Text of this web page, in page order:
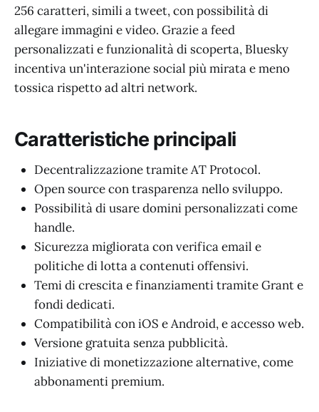
256 caratteri, simili a tweet, con possibilità di
allegare immagini e video. Grazie a feed
personalizzati e funzionalità di scoperta, Bluesky
incentiva un'interazione social più mirata e meno
tossica rispetto ad altri network.
Caratteristiche principali
Decentralizzazione tramite AT Protocol.
Open source con trasparenza nello sviluppo.
Possibilità di usare domini personalizzati come
handle.
Sicurezza migliorata con verifica email e
politiche di lotta a contenuti offensivi.
Temi di crescita e finanziamenti tramite Grant e
fondi dedicati.
Compatibilità con iOS e Android, e accesso web.
Versione gratuita senza pubblicità.
Iniziative di monetizzazione alternative, come
abbonamenti premium.